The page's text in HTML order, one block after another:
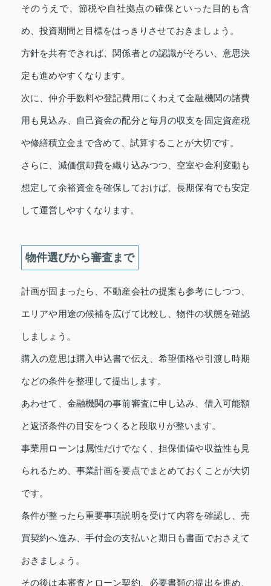
そのうえで、節税や自社拠点の確保といった目的も含
め、投資期間と目標をはっきりさせておきましょう。
方針を共有できれば、関係者との認識がそろい、意思決
定も進めやすくなります。
次に、仲介手数料や登記費用にくわえて金融機関の諸費
用も見込み、自己資金の配分と毎月の収支を固定資産税
や修繕積立金まで含めて、試算することが大切です。
さらに、減価償却費を織り込みつつ、空室や金利変動も
想定して余裕資金を確保しておけば、長期保有でも安定
して運営しやすくなります。
物件選びから審査まで
計画が固まったら、不動産会社の提案も参考にしつつ、
エリアや用途の候補を広げて比較し、物件の状態を確認
しましょう。
購入の意思は購入申込書で伝え、希望価格や引渡し時期
などの条件を整理して提出します。
あわせて、金融機関の事前審査に申し込み、借入可能額
と返済条件の目安をつくると段取りが整います。
事業用ローンは属性だけでなく、担保価値や収益性も見
られるため、事業計画を要点でまとめておくことが大切
です。
条件が整ったら重要事項説明を受けて内容を確認し、売
買契約へ進み、手付金の支払いと期日も書面でおさえて
おきましょう。
その後は本審査とローン契約、必要書類の提出を進め、